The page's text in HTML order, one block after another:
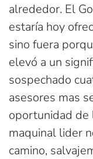
alrededor. El
estaría hoy
sino fuera
elevó a un
sospechado
asesores mas
oportunidad de
maquinal lider
camino,